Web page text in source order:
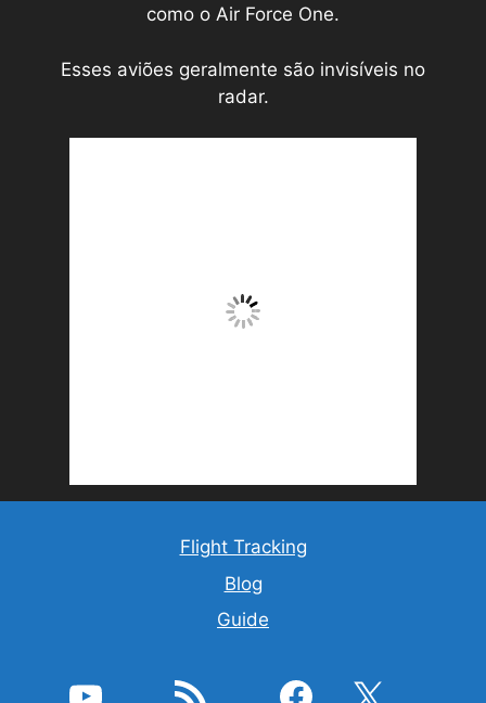
como o Air Force One.
Esses aviões geralmente são invisíveis no
radar.
Flight Tracking
Blog
Guide